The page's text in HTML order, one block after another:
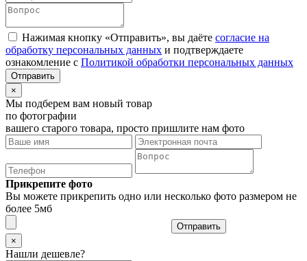
Нажимая кнопку «Отправить», вы даёте согласие на
обработку персональных данных и подтверждаете
ознакомление с Политикой обработки персональных данных
×
Мы подберем вам новый товар
по фотографии
вашего старого товара, просто пришлите нам фото
Прикрепите фото
Вы можете прикрепить одно или несколько фото размером не
более 5мб
Отправить
×
Нашли дешевле?